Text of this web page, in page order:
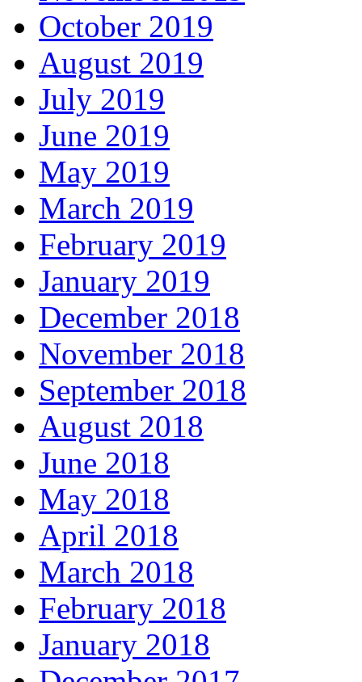
October 2019
August 2019
July 2019
June 2019
May 2019
March 2019
February 2019
January 2019
December 2018
November 2018
September 2018
August 2018
June 2018
May 2018
April 2018
March 2018
February 2018
January 2018